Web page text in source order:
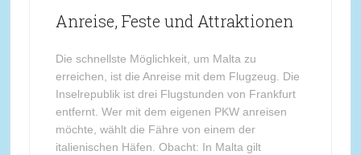
Anreise, Feste und Attraktionen
Die schnellste Möglichkeit, um Malta zu
erreichen, ist die Anreise mit dem Flugzeug. Die
Inselrepublik ist drei Flugstunden von Frankfurt
entfernt. Wer mit dem eigenen PKW anreisen
möchte, wählt die Fähre von einem der
italienischen Häfen. Obacht: In Malta gilt